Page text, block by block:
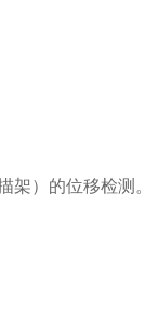
）的位移检测。